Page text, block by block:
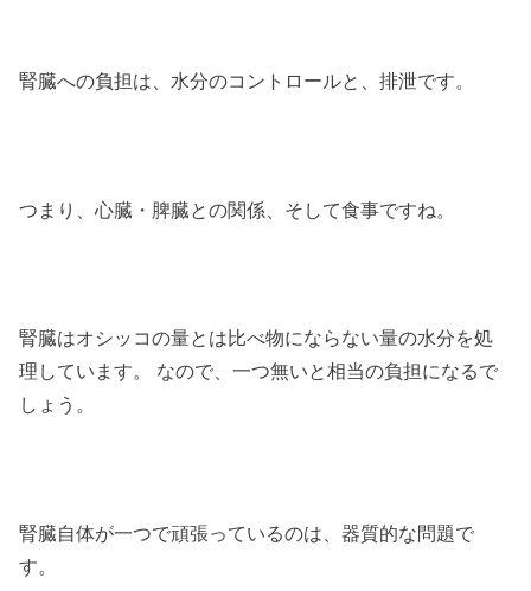
腎臓への負担は、水分のコントロールと、排泄です。
つまり、心臓・脾臓との関係、そして食事ですね。
腎臓はオシッコの量とは比べ物にならない量の水分を処
理しています。 なので、一つ無いと相当の負担になるで
しょう。
腎臓自体が一つで頑張っているのは、器質的な問題で
す。